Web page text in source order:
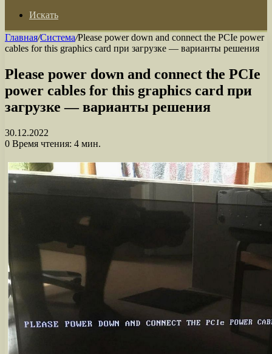
Искать
Главная/Система/Please power down and connect the PCIe power
cables for this graphics card при загрузке — варианты решения
Please power down and connect the PCIe
power cables for this graphics card при
загрузке — варианты решения
30.12.2022
0 Время чтения: 4 мин.